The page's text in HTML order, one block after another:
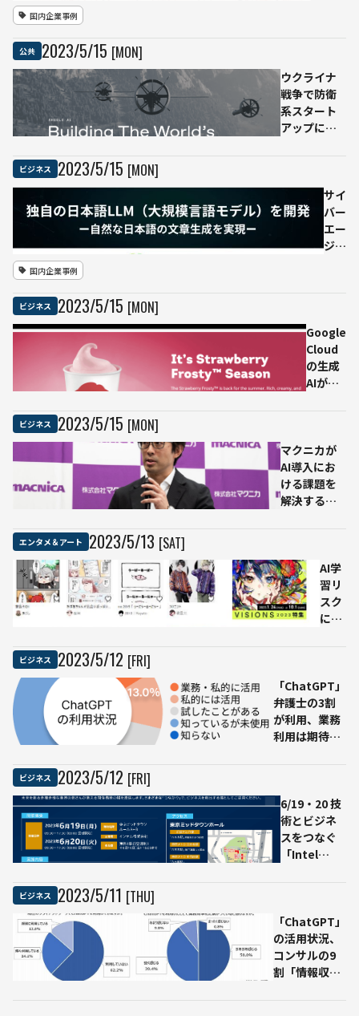
国内企業事例
公共 2023/5/15 [MON]
ウクライナ
戦争で防衛
系スタート
アップに投
にはAI活用
でも大注目
ビジネス 2023/5/15 [MON]
サイ
バー
エー
ジェ
化型
の大
規模
言語
国内企業事例
ビジネス 2023/5/15 [MON]
Google
Cloud
の生成
AIがウ
イブス
ルーを
変え
る？
ビジネス 2023/5/15 [MON]
マクニカが
AI導入にお
ける課題を
解決する
を提供開始 –
NVIDIAソフ
トウェアプ
ラットフォ
エンタメ＆アート 2023/5/13 [SAT]
AI学
習リ
スク
にイ
ーが
抗
議、
pixiv
開・
削除
の動
き
ビジネス 2023/5/12 [FRI]
「ChatGPT」
弁護士の3割
が利用、業務
利用は期待と
ビジネス 2023/5/12 [FRI]
6/19・20 技
術とビジネ
スをつなぐ
「Intel
ビジネス 2023/5/11 [THU]
「ChatGPT」
の活用状況、
コンサルの9
割「情報収